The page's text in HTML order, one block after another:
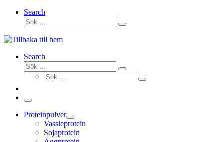
Search
Sök
Sök
Search
Sök
Sök
Sök
Sök
Meny
Proteinpulver
Vassleprotein
Sojaprotein